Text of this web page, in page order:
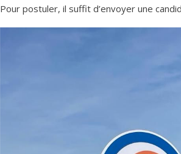
Pour postuler, il suffit d’envoyer une